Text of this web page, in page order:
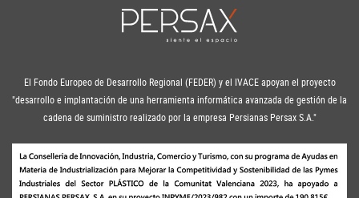
El Fondo Europeo de Desarrollo Regional (FEDER) y el IVACE apoyan el proyecto
"desarrollo e implantación de una herramienta informática avanzada de gestión de la
cadena de suministro realizado por la empresa Persianas Persax S.A."